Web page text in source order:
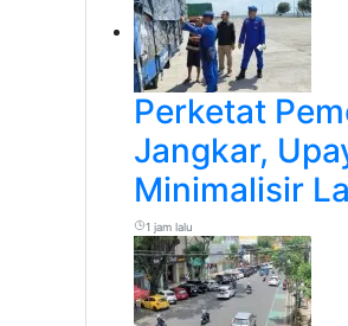
Perketat
Jangkar,
Minimalisir
1 jam lalu